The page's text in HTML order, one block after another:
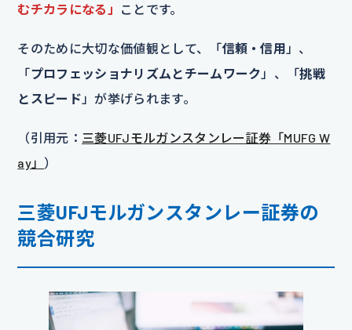
むチカラになる」
ことです。
そのために大切な価値観として、「信頼・信用 」、
「プロフェッショナリズムとチームワーク 」、「挑戦
とスピード 」が挙げられます。
（引用元： 三菱UFJモルガンスタンレー証券「MUFG W
ay」 ）
三菱UFJモルガンスタンレー証券の
競合研究